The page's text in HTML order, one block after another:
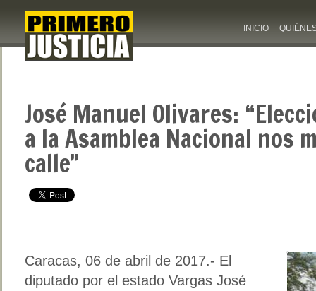
INICIO
José Manuel Olivares:
a la Asamblea Nacional nos
calle”
Caracas, 06 de abril de 2017.- El
diputado por el estado Vargas José